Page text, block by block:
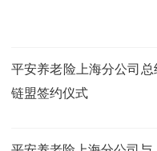
平安养老险上海分公司
链盟签约仪式